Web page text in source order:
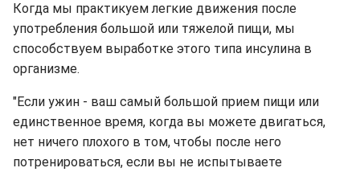
Когда мы практикуем легкие движения после
употребления большой или тяжелой пищи, мы
способствуем выработке этого типа инсулина в
организме.
"Если ужин - ваш самый большой прием пищи или
единственное время, когда вы можете двигаться,
нет ничего плохого в том, чтобы после него
потренироваться, если вы не испытываете